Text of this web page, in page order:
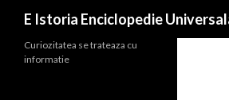
E Istoria Enciclopedie
Curiozitatea se trateaza cu
informatie